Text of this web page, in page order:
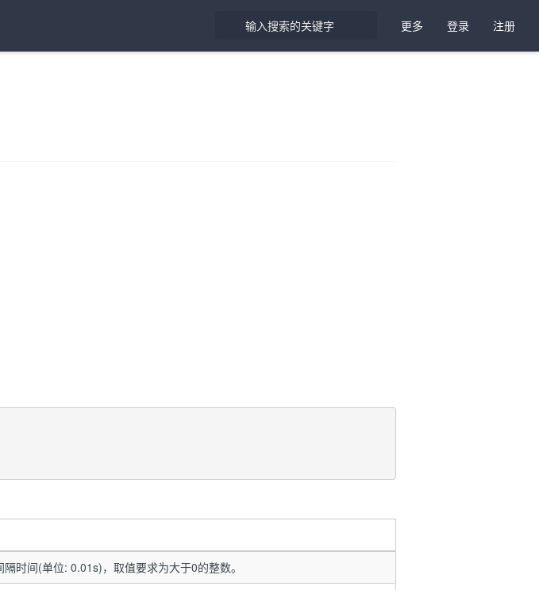
更多 登录 注册
时间(单位: 0.01s)，取值要求为大于0的整数。